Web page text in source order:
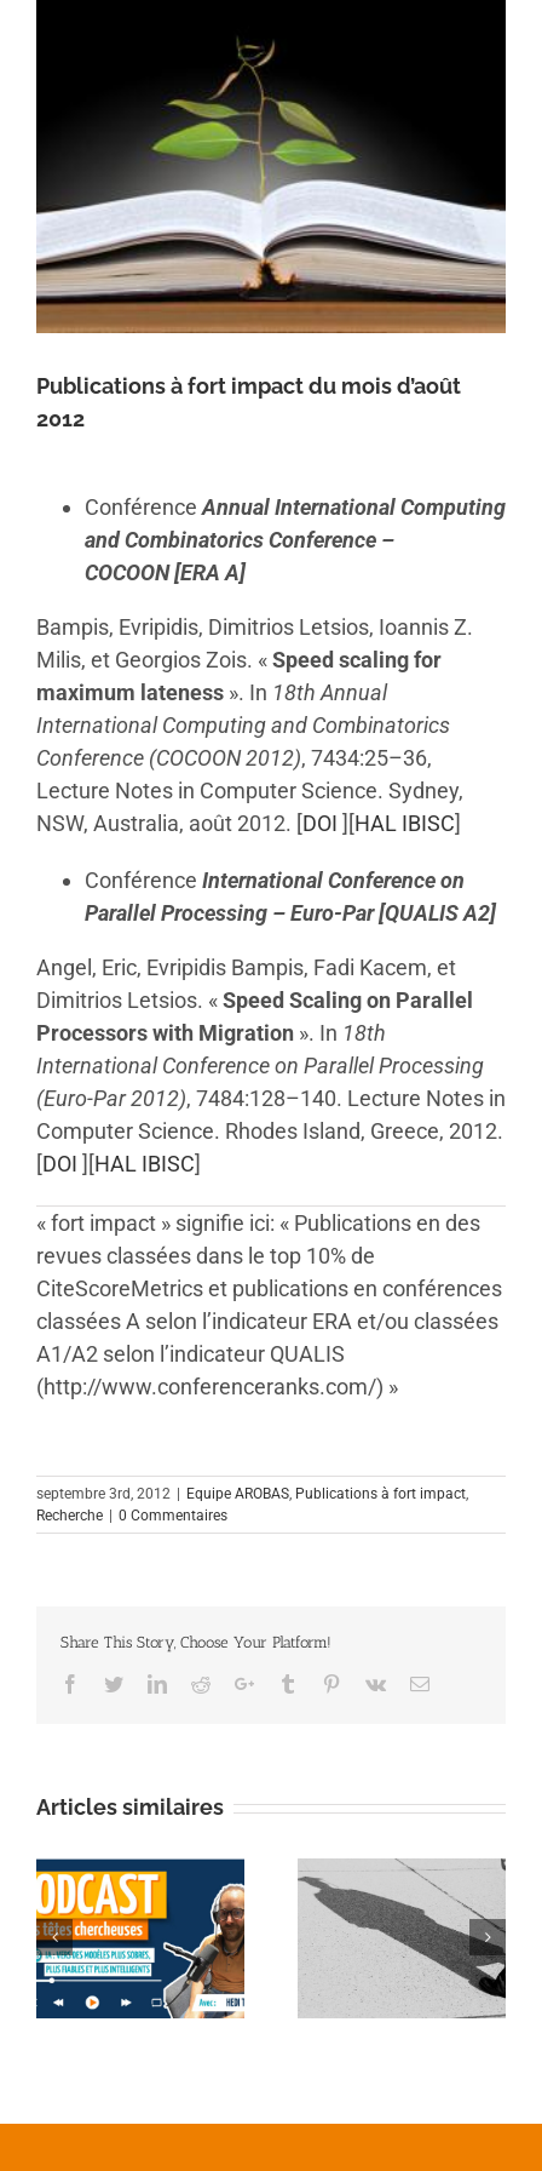
Publications à fort impact du mois d’août
2012
ConférenceAnnual International Computing
and Combinatorics Conference –
COCOON[ERA A]
Bampis, Evripidis, Dimitrios Letsios, Ioannis Z.
Milis, et Georgios Zois. «Speed scaling for
maximum lateness ». In 18th Annual
International Computing and Combinatorics
Conference (COCOON 2012), 7434:25–36,
Lecture Notes in Computer Science. Sydney,
NSW, Australia, août 2012. [DOI ][HAL IBISC]
Conférence International Conference on
Parallel Processing – Euro-Par[QUALIS A2]
Angel, Eric, Evripidis Bampis, Fadi Kacem, et
Dimitrios Letsios. «Speed Scaling on Parallel
Processors with Migration ». In 18th
International Conference on Parallel Processing
(Euro-Par 2012), 7484:128–140. Lecture Notes in
Computer Science. Rhodes Island, Greece, 2012.
[DOI ][HAL IBISC]
« fort impact » signifie ici: « Publications en des
revues classées dans le top 10% de
CiteScoreMetrics et publications en conférences
classées A selon l’indicateur ERA et/ou classées
A1/A2 selon l’indicateur QUALIS
(http://www.conferenceranks.com/) »
septembre 3rd, 2012 Equipe AROBAS, Publications à fort impact,
Recherche
0 Commentaires
Share This Story, Choose Your Platform!
Facebook
TwitterLinkedinRedditGoogle+Tumblr Pinterest
Vk Email
Articles similaires